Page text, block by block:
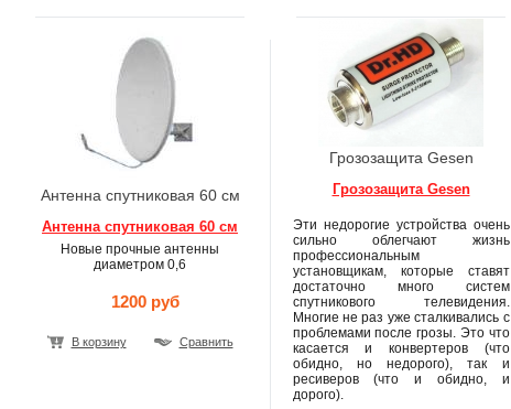
Антенна спутниковая 60 см
Антенна спутниковая 60 см
Новые прочные антенны
диаметром 0,6
1200 руб
В корзину Сравнить
Грозозащита Gesen
Грозозащита Gesen
Эти недорогие устройства очень
сильно облегчают жизнь
профессиональным
установщикам, которые ставят
достаточно много систем
спутникового телевидения.
Многие не раз уже сталкивались с
проблемами после грозы. Это что
касается и конвертеров (что
обидно, но недорого), так и
ресиверов (что и обидно, и
дорого).